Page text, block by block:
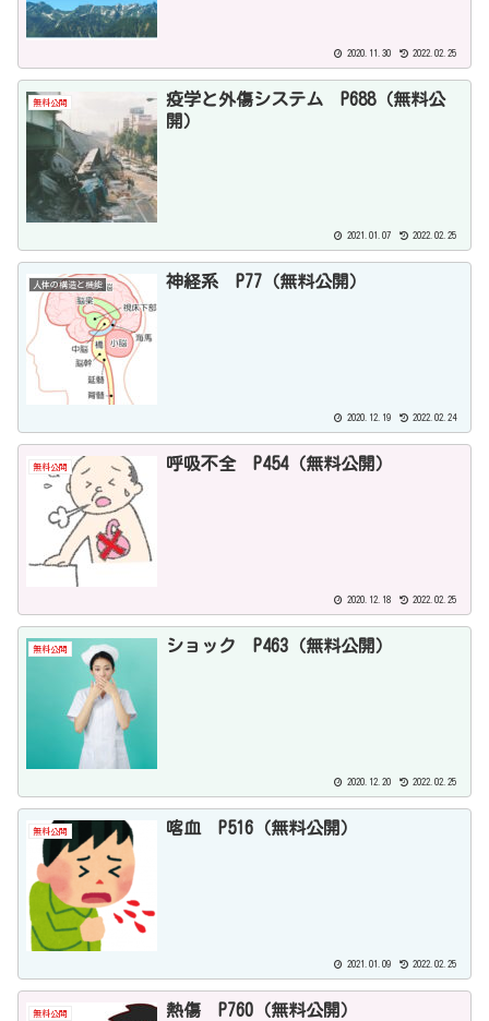
2020.11.30 2022.02.25
無料公開
疫学と外傷システム P688（無料公
開）
2021.01.07 2022.02.25
人体の構造と機能 神経系 P77（無料公開）
2020.12.19 2022.02.24
無料公開 呼吸不全 P454（無料公開）
2020.12.18 2022.02.25
無料公開 ショック P463（無料公開）
2020.12.20 2022.02.25
無料公開 喀血 P516（無料公開）
2021.01.09 2022.02.25
無料公開 熱傷 P760（無料公開）